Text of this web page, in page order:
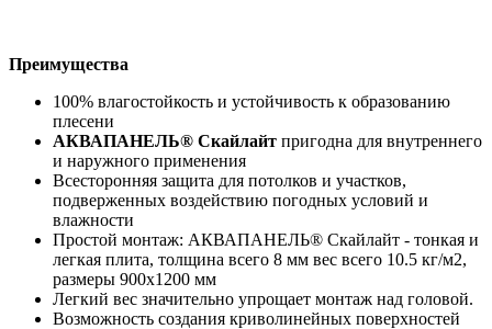
Преимущества
100% влагостойкость и устойчивость к образованию
плесени
АКВАПАНЕЛЬ® Скайлайт пригодна для внутреннего
и наружного применения
Всесторонняя защита для потолков и участков,
подверженных воздействию погодных условий и
влажности
Простой монтаж: АКВАПАНЕЛЬ® Скайлайт - тонкая и
легкая плита, толщина всего 8 мм вес всего 10.5 кг/м2,
размеры 900х1200 мм
Легкий вес значительно упрощает монтаж над головой.
Возможность создания криволинейных поверхностей